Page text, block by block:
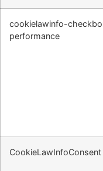
cookielawinfo-
performance
CookieLawInfoConsent